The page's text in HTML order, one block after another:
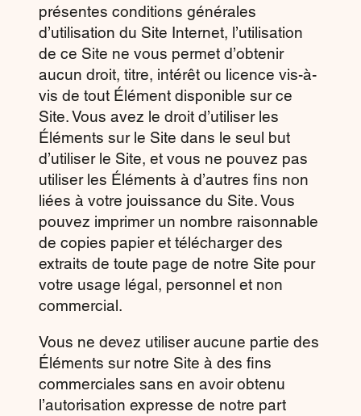
présentes conditions générales
d’utilisation du Site Internet, l’utilisation
de ce Site ne vous permet d’obtenir
aucun droit, titre, intérêt ou licence vis-à-
vis de tout Élément disponible sur ce
Site. Vous avez le droit d’utiliser les
Éléments sur le Site dans le seul but
d’utiliser le Site, et vous ne pouvez pas
utiliser les Éléments à d’autres fins non
liées à votre jouissance du Site. Vous
pouvez imprimer un nombre raisonnable
de copies papier et télécharger des
extraits de toute page de notre Site pour
votre usage légal, personnel et non
commercial.
Vous ne devez utiliser aucune partie des
Éléments sur notre Site à des fins
commerciales sans en avoir obtenu
l’autorisation expresse de notre part